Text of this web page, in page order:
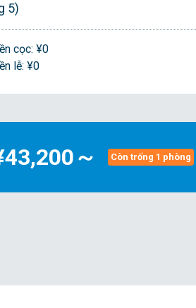
5)
cọc: ¥0
lễ: ¥0
～ Còn trống 1 phòng